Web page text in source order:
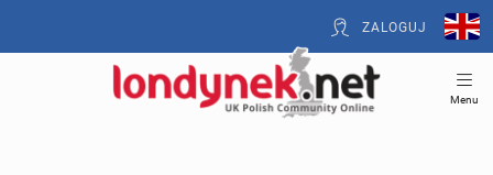
ZALOGUJ
Menu